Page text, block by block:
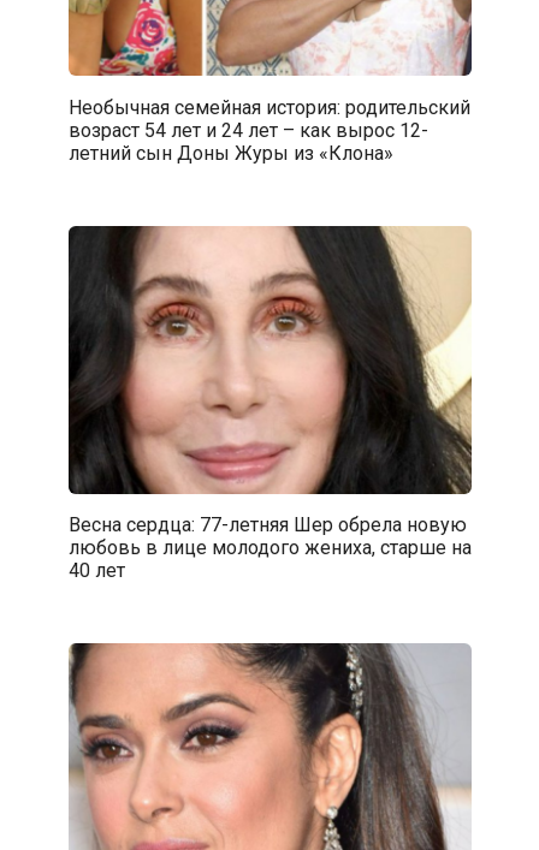
Необычная семейная история: родительский
возраст 54 лет и 24 лет – как вырос 12-
летний сын Доны Журы из «Клона»
Весна сердца: 77-летняя Шер обрела новую
любовь в лице молодого жениха, старше на
40 лет